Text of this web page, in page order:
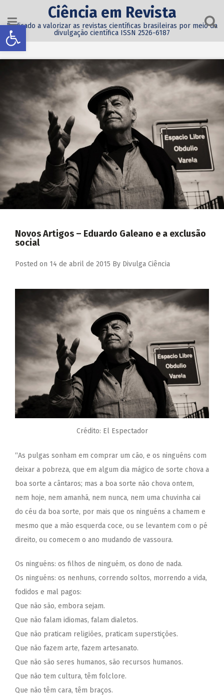
Abrir a barra de ferramentas
Ciência em Revista
Dedicado a valorizar as revistas científicas brasileiras por meio da
divulgação científica ISSN 2526-6187
Novos Artigos – Eduardo Galeano e a exclusão
social
Posted on 14 de abril de 2015 By Divulga Ciência
Crédito: El Espectador
“As pulgas sonham em comprar um cão, e os ninguéns com
deixar a pobreza, que em algum dia mágico de sorte chova a
boa sorte a cântaros; mas a boa sorte não chova ontem,
nem hoje, nem amanhã, nem nunca, nem uma chuvinha cai
do céu da boa sorte, por mais que os ninguéns a chamem e
mesmo que a mão esquerda coce, ou se levantem com o pé
direito, ou comecem o ano mudando de vassoura.
Os ninguéns: os filhos de ninguém, os dono de nada.
Os ninguéns: os nenhuns, correndo soltos, morrendo a vida,
fodidos e mal pagos:
Que não são, embora sejam.
Que não falam idiomas, falam dialetos.
Que não praticam religiões, praticam superstições.
Que não fazem arte, fazem artesanato.
Que não são seres humanos, são recursos humanos.
Que não tem cultura, têm folclore.
Que não têm cara, têm braços.